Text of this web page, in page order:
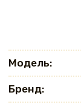
Модель:
Бренд: